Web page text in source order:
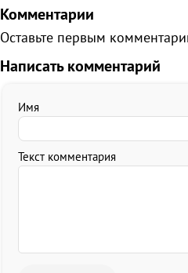
Комментарии
Оставьте первым
Написать комментарий
Имя
Текст комментария